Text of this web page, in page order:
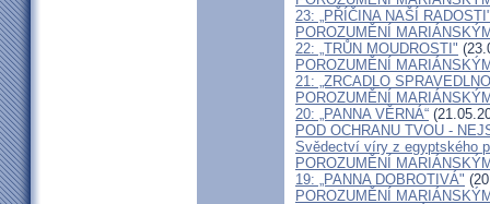
23: „PŘÍČINA NAŠÍ
POROZUMĚNÍ
22: „TRŮN MOUDROSTI"
POROZUMĚNÍ
21: „ZRCADLO
POROZUMĚNÍ
20: „PANNA VĚRNÁ“
POD OCHRANU TVOU -
Svědectví víry z egyptského
POROZUMĚNÍ
19: „PANNA DOBROTIVÁ"
POROZUMĚNÍ